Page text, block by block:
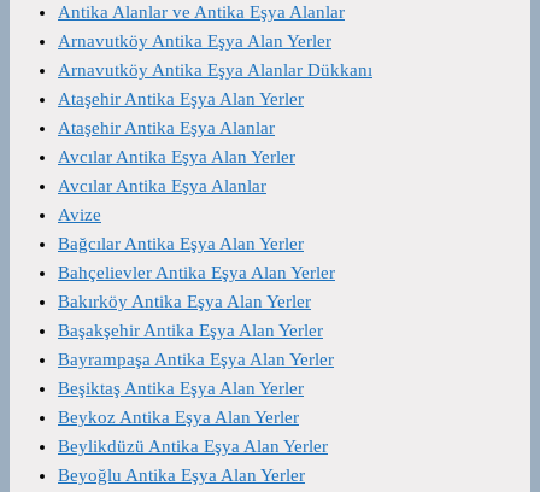
Antika Alanlar ve Antika Eşya Alanlar
Arnavutköy Antika Eşya Alan Yerler
Arnavutköy Antika Eşya Alanlar Dükkanı
Ataşehir Antika Eşya Alan Yerler
Ataşehir Antika Eşya Alanlar
Avcılar Antika Eşya Alan Yerler
Avcılar Antika Eşya Alanlar
Avize
Bağcılar Antika Eşya Alan Yerler
Bahçelievler Antika Eşya Alan Yerler
Bakırköy Antika Eşya Alan Yerler
Başakşehir Antika Eşya Alan Yerler
Bayrampaşa Antika Eşya Alan Yerler
Beşiktaş Antika Eşya Alan Yerler
Beykoz Antika Eşya Alan Yerler
Beylikdüzü Antika Eşya Alan Yerler
Beyoğlu Antika Eşya Alan Yerler